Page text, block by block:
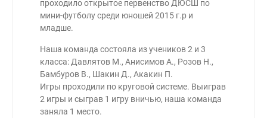
проходило открытое первенство ДЮСШ по
мини-футболу среди юношей 2015 г.р и
младше.
Наша команда состояла из учеников 2 и 3
класса: Давлятов М., Анисимов А., Розов Н.,
Бамбуров В., Шакин Д., Акакин П.
Игры проходили по круговой системе. Выиграв
2 игры и сыграв 1 игру вничью, наша команда
заняла 1 место.